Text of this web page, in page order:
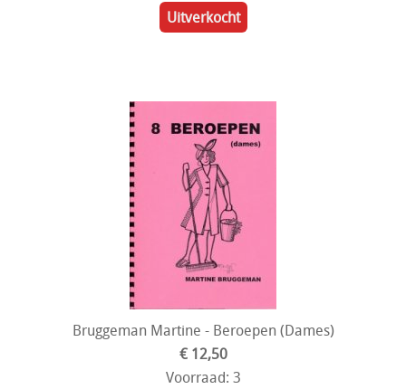
Uitverkocht
Bruggeman Martine - Beroepen (Dames)
€ 12,50
Voorraad: 3